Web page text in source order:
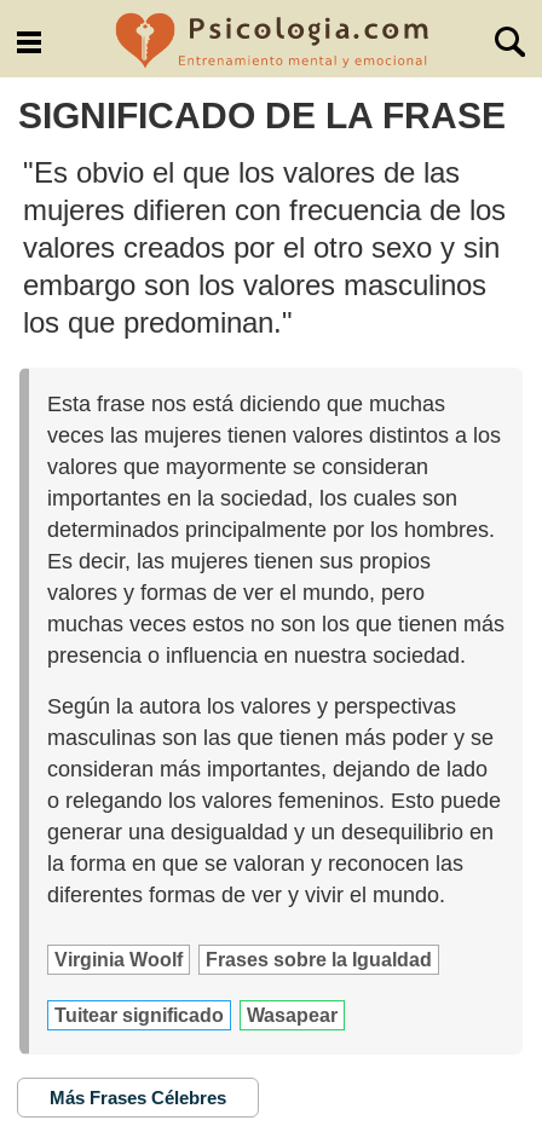
SIGNIFICADO DE LA FRASE
"Es obvio el que los valores de las
mujeres difieren con frecuencia de los
valores creados por el otro sexo y sin
embargo son los valores masculinos
los que predominan."
Esta frase nos está diciendo que muchas
veces las mujeres tienen valores distintos a los
valores que mayormente se consideran
importantes en la sociedad, los cuales son
determinados principalmente por los hombres.
Es decir, las mujeres tienen sus propios
valores y formas de ver el mundo, pero
muchas veces estos no son los que tienen más
presencia o influencia en nuestra sociedad.
Según la autora los valores y perspectivas
masculinas son las que tienen más poder y se
consideran más importantes, dejando de lado
o relegando los valores femeninos. Esto puede
generar una desigualdad y un desequilibrio en
la forma en que se valoran y reconocen las
diferentes formas de ver y vivir el mundo.
Virginia Woolf Frases sobre la Igualdad
Tuitear significado Wasapear
Más Frases Célebres